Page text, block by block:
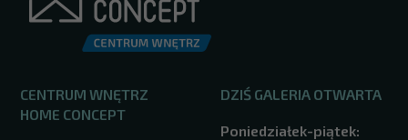
CENTRUM WNĘTRZ
HOME CONCEPT
DZIŚ GALERIA OTWARTA
Poniedziałek-piątek: